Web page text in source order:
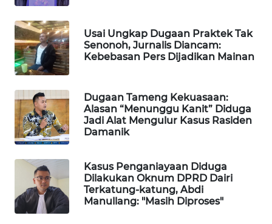
Usai Ungkap Dugaan Praktek Tak
Senonoh, Jurnalis Diancam:
Kebebasan Pers Dijadikan Mainan
Dugaan Tameng Kekuasaan:
Alasan “Menunggu Kanit” Diduga
Jadi Alat Mengulur Kasus Rasiden
Damanik
Kasus Penganiayaan Diduga
Dilakukan Oknum DPRD Dairi
Terkatung-katung, Abdi
Manullang: "Masih Diproses"
MEDAN
NEWS
METRO
NEWS
KRT
NEWS
KARING
NEWS
JURNAL